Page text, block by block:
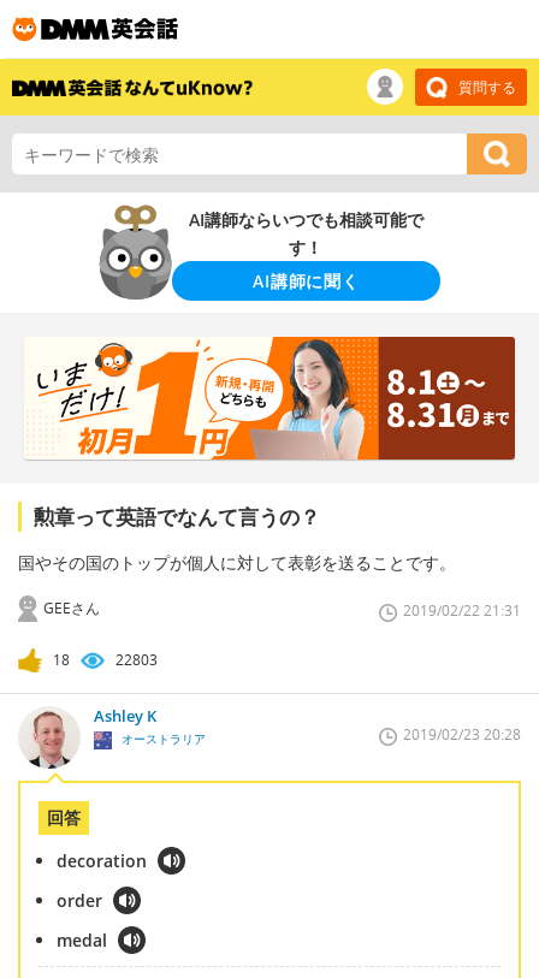
質問する
AI講師ならいつでも相談可能で
す！
AI講師に聞く
勲章って英語でなんて言うの？
国やその国のトップが個人に対して表彰を送ることです。
GEEさん 2019/02/22 21:31
18 22803
Ashley K
オーストラリア 2019/02/23 20:28
回答
decoration
order
medal